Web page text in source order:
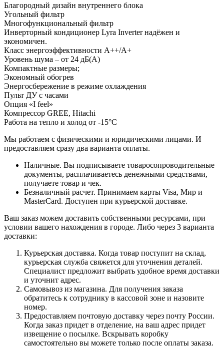
Благородный дизайн внутреннего блока
Угольный фильтр
Многофункциональный фильтр
Инверторный кондиционер Lyra Inverter надёжен и
экономичен.
Класс энергоэффективности А++/А+
Уровень шума – от 24 дБ(А)
Компактные размеры;
Экономный обогрев
Энергосбережение в режиме охлаждения
Пульт ДУ с часами
Опция «I feel»
Компрессор GREE, Hitachi
Работа на тепло и холод от -15°С
Мы работаем с физическими и юридическими лицами. И
предоставляем сразу два варианта оплаты.
Наличные. Вы подписываете товаросопроводительные
документы, расплачиваетесь денежными средствами,
получаете товар и чек.
Безналичный расчет. Принимаем карты Visa, Мир и
MasterCard. Доступен при курьерской доставке.
Ваш заказ можем доставить собственными ресурсами, при
условии вашего нахождения в городе. Либо через 3 варианта
доставки:
Курьерская доставка. Когда товар поступит на склад,
курьерская служба свяжется для уточнения деталей.
Специалист предложит выбрать удобное время доставки
и уточнит адрес.
Самовывоз из магазина. Для получения заказа
обратитесь к сотруднику в кассовой зоне и назовите
номер.
Предоставляем почтовую доставку через почту России.
Когда заказ придет в отделение, на ваш адрес придет
извещение о посылке. Вскрывать коробку
самостоятельно вы можете только после оплаты заказа.